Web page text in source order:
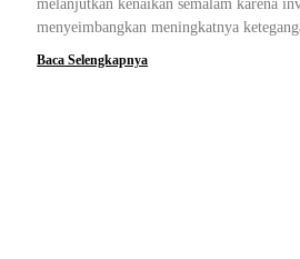
melanjutkan kenaikan semalam karena
menyeimbangkan meningkatnya
Baca Selengkapnya